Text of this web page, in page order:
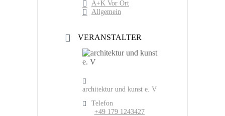
A+K Vor Ort
Allgemein
VERANSTALTER
architektur und kunst e. V
Telefon
+49 179 1243427